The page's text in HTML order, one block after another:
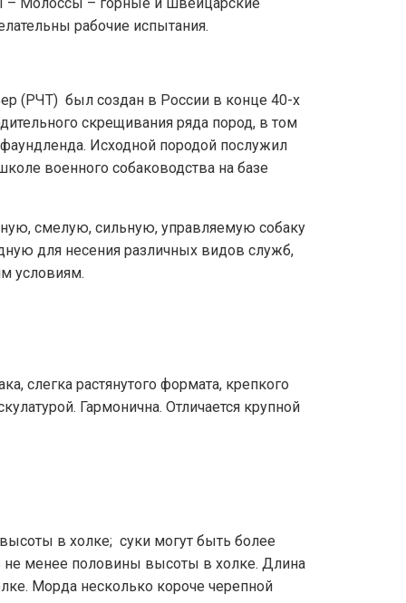
рабочие испытания.
(РЧТ) был создан в России в конце 40-х
скрещивания ряда пород, в том
Исходной породой послужил
военного собаководства на базе
смелую, сильную, управляемую собаку
для несения различных видов служб,
условиям.
слегка растянутого формата, крепкого
Гармонична. Отличается крупной
в холке; суки могут быть более
не менее половины высоты в холке. Длина
Морда несколько короче черепной